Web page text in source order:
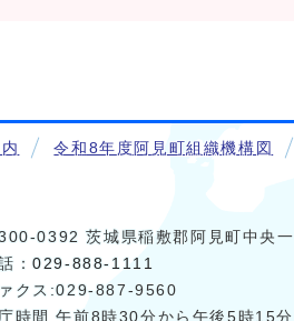
令和8年度阿見町組織機構図
0392 茨城県稲敷郡阿見町中央
：029-888-1111
クス:029-887-9560
時間 午前8時30分から午後5時15